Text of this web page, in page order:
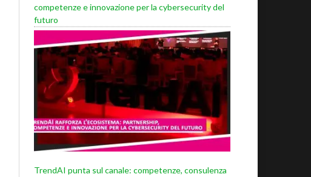
competenze e innovazione per la cybersecurity del
futuro
TrendAI punta sul canale: competenze, consulenza